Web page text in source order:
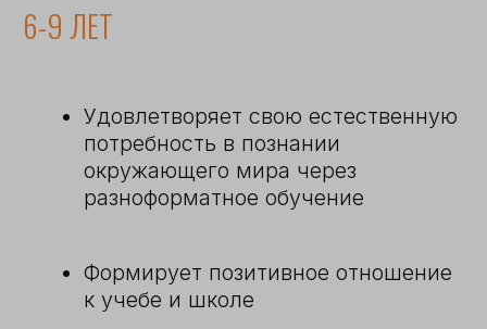
ЧТО НЕОБХОДИМО
ДЛЯ ЦЕЛОСТНОГО
РЕБЕНКА?